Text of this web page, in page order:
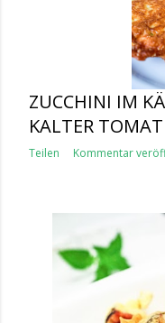
ZUCCHINI IM
KALTER
Teilen Kommentar